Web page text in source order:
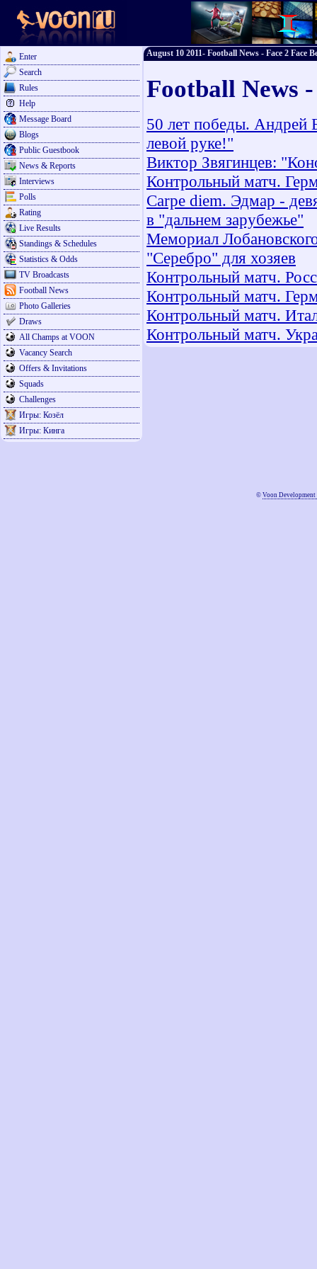
Enter
Search
Rules
Help
Message Board
Blogs
Public Guestbook
News & Reports
Interviews
Polls
Rating
Live Results
Standings & Schedules
Statistics & Odds
TV Broadcasts
Football News
Photo Galleries
Draws
All Champs at VOON
Vacancy Search
Offers & Invitations
Squads
Challenges
Игры: Козёл
Игры: Кинга
August 10 2011- Football News - Face 2 Face
Football News
50 лет победы. Андрей
левой руке!"
Виктор Звягинцев:
Контрольный матч.
Carpe diem. Эдмар -
в "дальнем зарубежье"
Мемориал
"Серебро" для хозяев
Контрольный матч.
Контрольный матч.
Контрольный матч.
Контрольный матч.
© Voon Development